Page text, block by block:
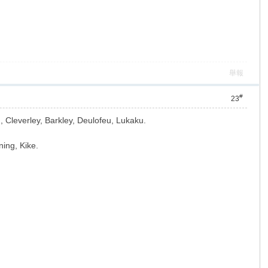
舉報
23#
Barkley, Deulofeu, Lukaku.
Kike.